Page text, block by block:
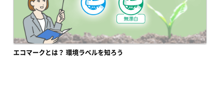
エコマークとは？ 環境ラベルを知ろう